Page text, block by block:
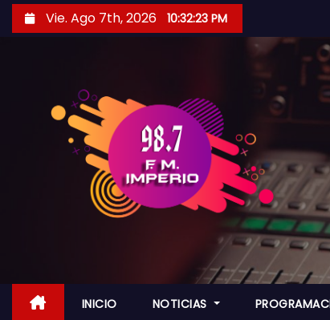
Vie. Ago 7th, 2026 10:32:25 PM
INICIO NOTICIAS